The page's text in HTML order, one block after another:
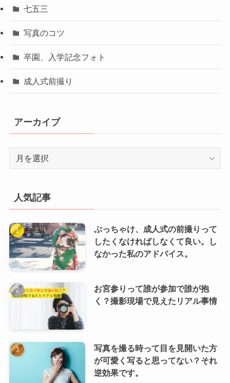
七五三
写真のコツ
卒園、入学記念フォト
成人式前撮り
アーカイブ
ブ
人気記事
ぶっちゃけ、成人式の前撮りって
したくなければしなくて良い。し
なかった私のアドバイス。
お宮参りって誰が参加で誰が抱
く？撮影現場で見えたリアル事情
写真を撮る時って目を見開いた方
が可愛く写ると思ってない？それ
逆効果です。